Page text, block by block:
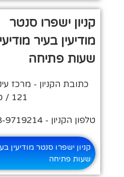
קניון ישפרו סנטר
מודיעין בעיר
שעות פתיחה
כתובת הקניון - מרכז
121 / כביש 431, מודיעין
טלפון הקניון - 08-9719214
קניון ישפרו סנטר מודיעין
שעות פתיחה